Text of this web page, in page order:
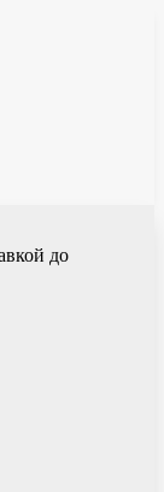
до